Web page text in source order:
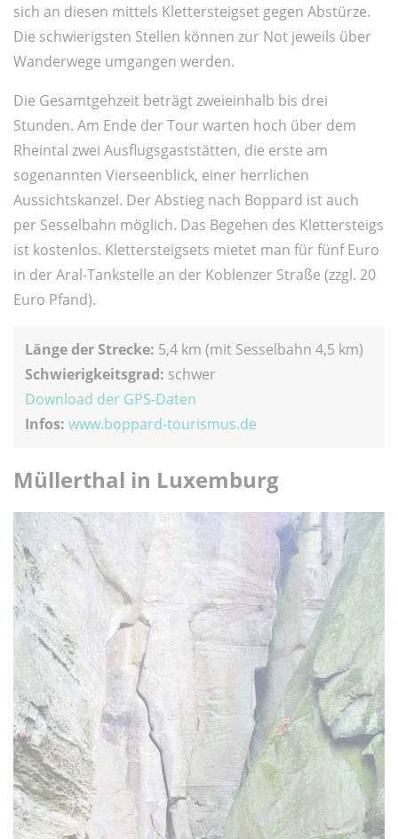
sich an diesen mittels Klettersteigset gegen Abstürze.
Die schwierigsten Stellen können zur Not jeweils über
Wanderwege umgangen werden.
Die Gesamtgehzeit beträgt zweieinhalb bis drei
Stunden. Am Ende der Tour warten hoch über dem
Rheintal zwei Ausflugsgaststätten, die erste am
sogenannten Vierseenblick, einer herrlichen
Aussichtskanzel. Der Abstieg nach Boppard ist auch
per Sesselbahn möglich. Das Begehen des Klettersteigs
ist kostenlos. Klettersteigsets mietet man für fünf Euro
in der Aral-Tankstelle an der Koblenzer Straße (zzgl. 20
Euro Pfand).
Länge der Strecke: 5,4 km (mit Sesselbahn 4,5 km)
Schwierigkeitsgrad: schwer
Download der GPS-Daten
Infos: www.boppard-tourismus.de
Müllerthal in Luxemburg